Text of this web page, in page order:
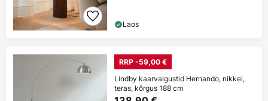
Laos
RRP -59,00 €
Lindby kaarvalgustid Hernando, nikkel,
teras, kõrgus 188 cm